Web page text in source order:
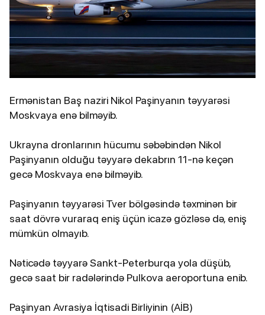
Ermənistan Baş naziri Nikol Paşinyanın təyyarəsi
Moskvaya enə bilməyib.
Ukrayna dronlarının hücumu səbəbindən Nikol
Paşinyanın olduğu təyyarə dekabrın 11-nə keçən
gecə Moskvaya enə bilməyib.
Paşinyanın təyyarəsi Tver bölgəsində təxminən bir
saat dövrə vuraraq eniş üçün icazə gözləsə də, eniş
mümkün olmayıb.
Nəticədə təyyarə Sankt-Peterburqa yola düşüb,
gecə saat bir radələrində Pulkova aeroportuna enib.
Paşinyan Avrasiya İqtisadi Birliyinin (AİB)